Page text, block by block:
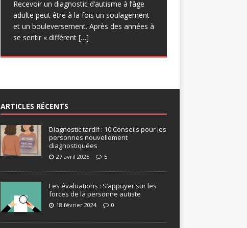
Recevoir un diagnostic d’autisme à l’âge
adulte peut être à la fois un soulagement
et un bouleversement. Après des années à
se sentir « différent […]
programmatique, d’engager des
apprentissages sur les forces et de
proposer des progressions Certes, le
quelques réserves quant à[…]
ARTICLES RÉCENTS
Diagnostic tardif : 10 Conseils pour les
personnes nouvellement
diagnostiquées
27 avril 2025 5
Les évaluations : S’appuyer sur les
forces de la personne autiste
18 février 2024 0